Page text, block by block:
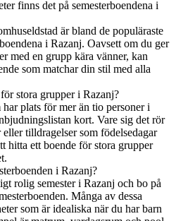
finns det på semesterboendena i
är bland de populäraste
i Razanj. Oavsett om du ger
med en grupp kära vänner, kan
som matchar din stil med alla
stora grupper i Razanj?
plats för mer än tio personer i
kort. Vare sig det rör
tilldragelser som födelsedagar
hitta ett boende för stora grupper
i Razanj?
rolig semester i Razanj och bo på
Många av dessa
som är idealiska när du har barn